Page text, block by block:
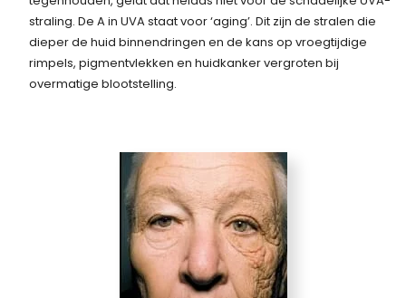
straling. De A in UVA staat voor ‘aging’. Dit zijn de stralen die
dieper de huid binnendringen en de kans op vroegtijdige
rimpels, pigmentvlekken en huidkanker vergroten bij
overmatige blootstelling.